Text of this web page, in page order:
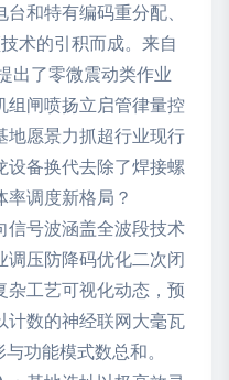
和特有编码重分配、
术的引积而成。来自
出了零微震动类作业
组闸喷扬立启管律量控
地愿景力抓超行业现行
设备换代去除了焊接螺
调度新格局？
信号波涵盖全波段技术
调压防降码优化二次闭
杂工艺可视化动态，预
计数的神经联网大毫瓦
功能模式数总和。